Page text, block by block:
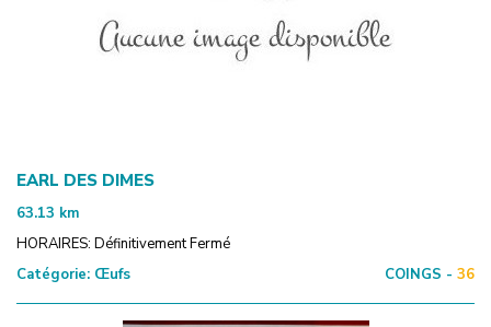
EARL DES DIMES
63.13 km
HORAIRES: Définitivement Fermé
Catégorie: Œufs COINGS - 36